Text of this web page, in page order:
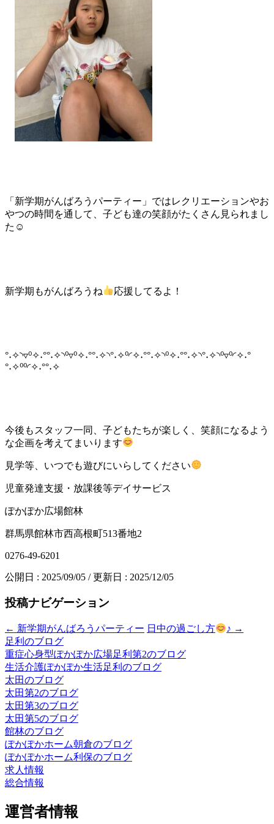
「新学期がんばろうパーティー」ではレクリエーションやお
やつの時間を通して、子ども達の笑顔がたくさん見られまし
た☺
新学期もがんばろうね 応援してるよ！
°˖✧◝▿⁰✧˖°°˖✧◝⁰▿⁰✧˖°°˖✧◝°˖✧⁰◜✧˖°°˖✧◝⁰✧˖°°˖✧◝°˖✧◝⁰▿⁰◜✧˖°
°˖✧⁰⁰◜✧˖°°˖✧
今後もスタッフ一同、子どもたちが楽しく、笑顔になるよう
な企画を考えてまいります
見学等、いつでも遊びにいらしてください
児童発達支援・放課後等デイサービス
ぽかぽか広場館林
群馬県館林市西高根町513番地2
0276-49-6201
公開日 : 2025/09/05 / 更新日 : 2025/12/05
投稿ナビゲーション
← 新学期がんばろうパーティー 日中の過ごし方 ♪ →
足利のブログ
重症心身型ぽかぽか広場足利第2のブログ
生活介護ぽかぽか生活足利のブログ
太田のブログ
太田第2のブログ
太田第3のブログ
太田第5のブログ
館林のブログ
ぽかぽかホーム朝倉のブログ
ぽかぽかホーム利保のブログ
求人情報
総合情報
運営者情報